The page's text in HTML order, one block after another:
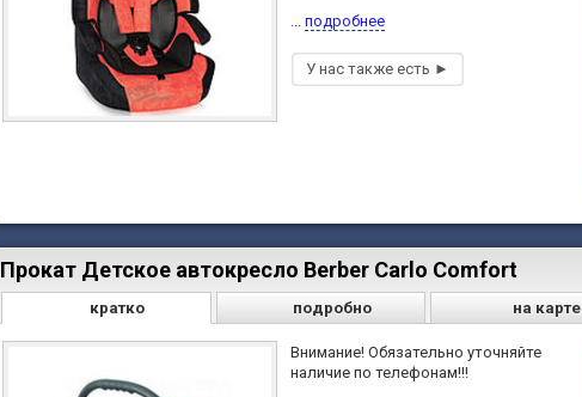
... подробнее
Прокат Детское автокресло Berber Carlo Comfort
кратко подробно на карте
Внимание! Обязательно уточняйте
наличие по телефонам!!!